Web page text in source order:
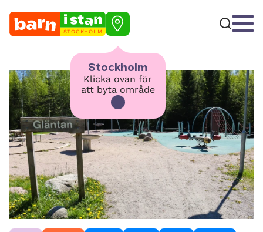
STOCKHOLM
Stockholm
Klicka ovan för
att byta område